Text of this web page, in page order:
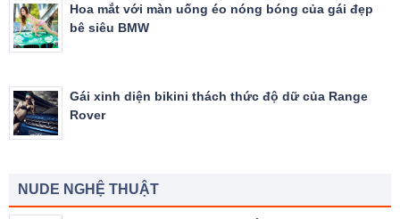
Hoa mắt với màn uống éo nóng bóng của gái đẹp
bê siêu BMW
Gái xinh diện bikini thách thức độ dữ của Range
Rover
NUDE NGHỆ THUẬT